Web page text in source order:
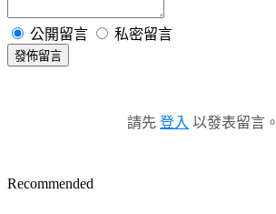
公開留言 私密留言
發佈留言
請先 登入 以發表留言。
Recommended